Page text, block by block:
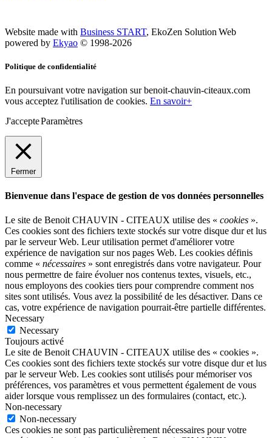
Website made with Business START, EkoZen Solution Web
powered by Ekyao © 1998-2026
Politique de confidentialité
En poursuivant votre navigation sur benoit-chauvin-citeaux.com
vous acceptez l'utilisation de cookies. En savoir+
J'accepteParamètres
Fermer
Bienvenue dans l'espace de gestion de vos données personnelles
Le site de Benoit CHAUVIN - CITEAUX utilise des « cookies ».
Ces cookies sont des fichiers texte stockés sur votre disque dur et lus
par le serveur Web. Leur utilisation permet d'améliorer votre
expérience de navigation sur nos pages Web. Les cookies définis
comme « nécessaires » sont enregistrés dans votre navigateur. Pour
nous permettre de faire évoluer nos contenus textes, visuels, etc.,
nous employons des cookies tiers pour comprendre comment nos
sites sont utilisés. Vous avez la possibilité de les désactiver. Dans ce
cas, votre expérience de navigation pourrait-être partielle différentes.
Necessary
Necessary
Toujours activé
Le site de Benoit CHAUVIN - CITEAUX utilise des « cookies ».
Ces cookies sont des fichiers texte stockés sur votre disque dur et lus
par le serveur Web. Les cookies sont utilisés pour mémoriser vos
préférences, vos paramètres et vous permettent également de vous
aider lorsque vous remplissez un des formulaires (contact, etc.).
Non-necessary
Non-necessary
Ces cookies ne sont pas particulièrement nécessaires pour votre